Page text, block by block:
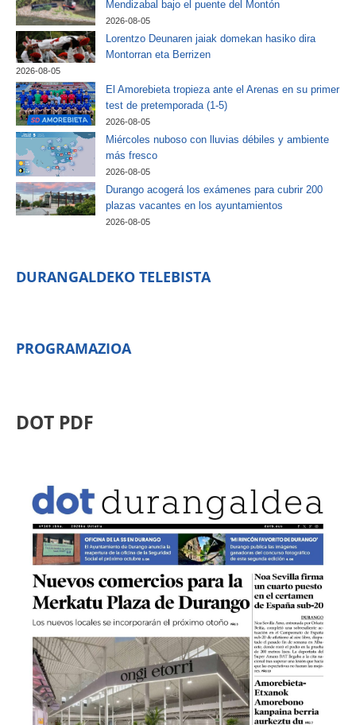
Mendizabal bajo el puente del Montón
2026-08-05
Lorentzo Deunaren jaiak domekan hasiko dira
Montorran eta Berrizen
2026-08-05
El Amorebieta tropieza ante el Arenas en su primer
test de pretemporada (1-5)
2026-08-05
Miércoles nuboso con lluvias débiles y ambiente
más fresco
2026-08-05
Durango acogerá los exámenes para cubrir 200
plazas vacantes en los ayuntamientos
2026-08-05
DURANGALDEKO TELEBISTA
PROGRAMAZIOA
DOT PDF